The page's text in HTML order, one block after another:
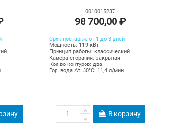
0010015237
98 700,00 ₽
Срок поставки: от 1 до 3 дней
Мощность: 11,9 кВт
Принцип работы: классический
Камера сгорания: закрытая
Кол-во контуров: два
Гор. вода Δt=30°C: 11,4 л/мин
В корзину